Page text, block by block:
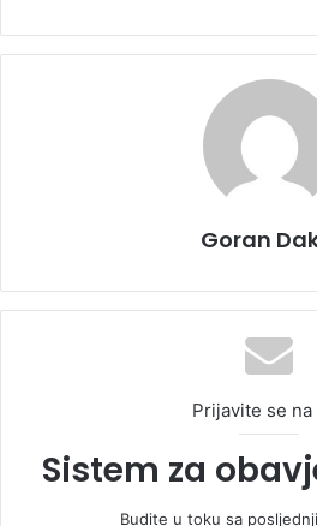
Goran
Prijavite se na
Sistem za
Budite u toku sa